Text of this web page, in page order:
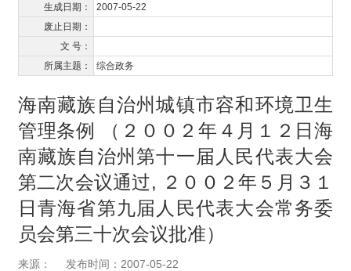
生成日期：
2007-05-22
废止日期：
文 号：
所属主题：
综合政务
海南藏族自治州城镇市容和环境卫生
管理条例 （２００２年４月１２日海
南藏族自治州第十一届人民代表大会
第二次会议通过, ２００２年５月３１
日青海省第九届人民代表大会常务委
员会第三十次会议批准）
来源：
发布时间：2007-05-22